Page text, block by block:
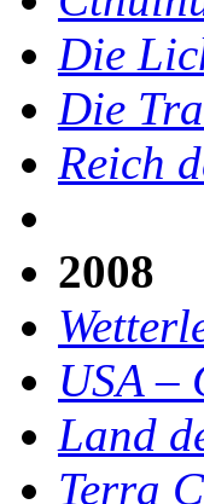
Die
Die
Reich
2008
USA –
Land
Terra